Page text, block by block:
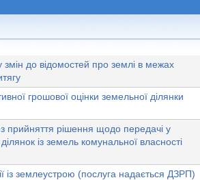
до відомостей про землі в межах
грошової оцінки земельної ділянки
прийняття рішення щодо передачі у
із земель комунальної власності
із землеустрою (послуга надається ДЗРП)